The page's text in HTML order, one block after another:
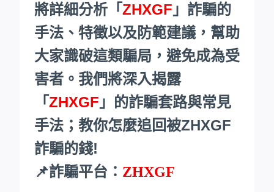
將詳細分析「ZHXGF 」詐騙的
手法、特徵以及防範建議，幫助
大家識破這類騙局，避免成為受
害者。我們將深入揭露
「ZHXGF 」的詐騙套路與常見
手法；教你怎麼追回被ZHXGF
詐騙的錢!
📌詐騙平台： ZHXGF